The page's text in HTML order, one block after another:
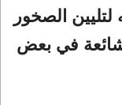
الصخور
في بعض